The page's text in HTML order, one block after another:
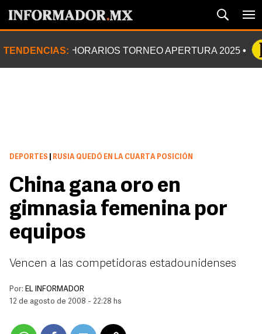
TENDENCIAS: HORARIOS TORNEO APERTURA 2025
DEPORTES RUSIA QUEDÓ EN LA CUARTA POSICIÓN
China gana oro en
gimnasia femenina por
equipos
Vencen a las competidoras estadounidenses
Por: EL INFORMADOR
12 de agosto de 2008 - 22:28 hs